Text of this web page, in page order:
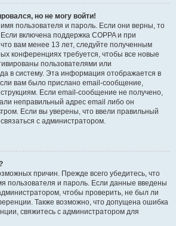
но не могу войти!
пользователя и пароль. Если они верны, то
включена поддержка COPPA и при
вам менее 13 лет, следуйте полученным
конференциях требуется, чтобы все новые
пользователями или
в систему. Эта информация отображается в
вам было прислано email-сообщение,
Если email-сообщение не получено,
неправильный адрес email либо он
Если вы уверены, что ввели правильный
с администратором.
причин. Прежде всего убедитесь, что
пользователя и пароль. Если данные введены
чтобы проверить, не был ли
Также возможно, что допущена ошибка
свяжитесь с администратором для